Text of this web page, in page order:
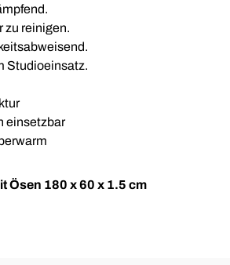
zu reinigen.
Studioeinsatz.
einsetzbar
Ösen 180 x 60 x 1.5 cm